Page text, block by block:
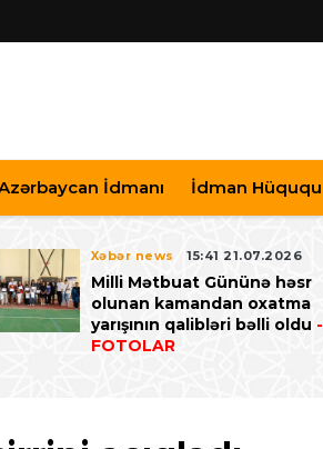
İdmanı İdman Hüququ
Xəbər news 15:41 21.07.2026
Milli Mətbuat Gününə həsr
olunan kamandan oxatma
yarışının qalibləri bəlli oldu -
FOTOLAR